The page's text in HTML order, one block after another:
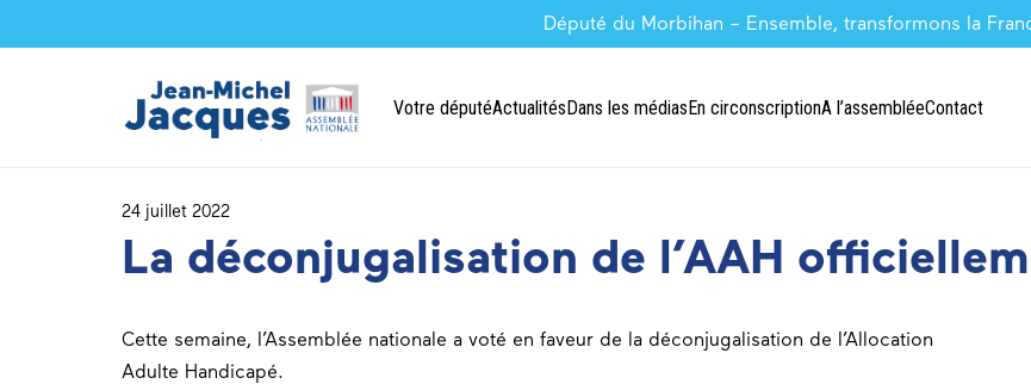
Député du Morbihan – Ensemble, transformons la
Votre députéActualitésDans les médiasEn circonscriptionA l’assembléeContact
24 juillet 2022
La déconjugalisation de l’AAH
Cette semaine, l’Assemblée nationale a voté en faveur de la déconjugalisation de l’Allocation
Adulte Handicapé.